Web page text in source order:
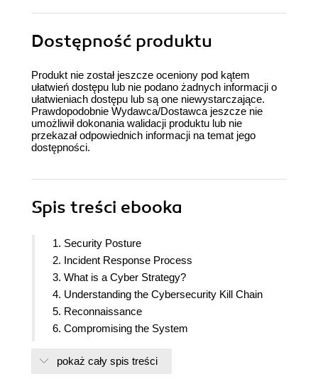
Dostępność produktu
Produkt nie został jeszcze oceniony pod kątem
ułatwień dostępu lub nie podano żadnych informacji o
ułatwieniach dostępu lub są one niewystarczające.
Prawdopodobnie Wydawca/Dostawca jeszcze nie
umożliwił dokonania walidacji produktu lub nie
przekazał odpowiednich informacji na temat jego
dostępności.
Spis treści ebooka
1. Security Posture
2. Incident Response Process
3. What is a Cyber Strategy?
4. Understanding the Cybersecurity Kill Chain
5. Reconnaissance
6. Compromising the System
8. Lateral Movement
pokaż cały spis treści